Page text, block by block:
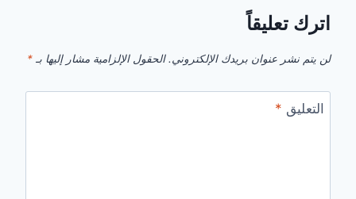
اترك تعليقاً
لن يتم نشر عنوان بريدك الإلكتروني. الحقول الإلزامية مشار إليها بـ *
التعليق *